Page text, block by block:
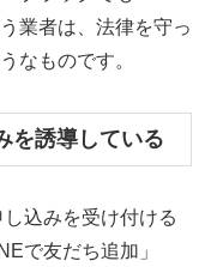
業者は、法律を守っ
なものです。
を誘導している
込みを受け付ける
で友だち追加」